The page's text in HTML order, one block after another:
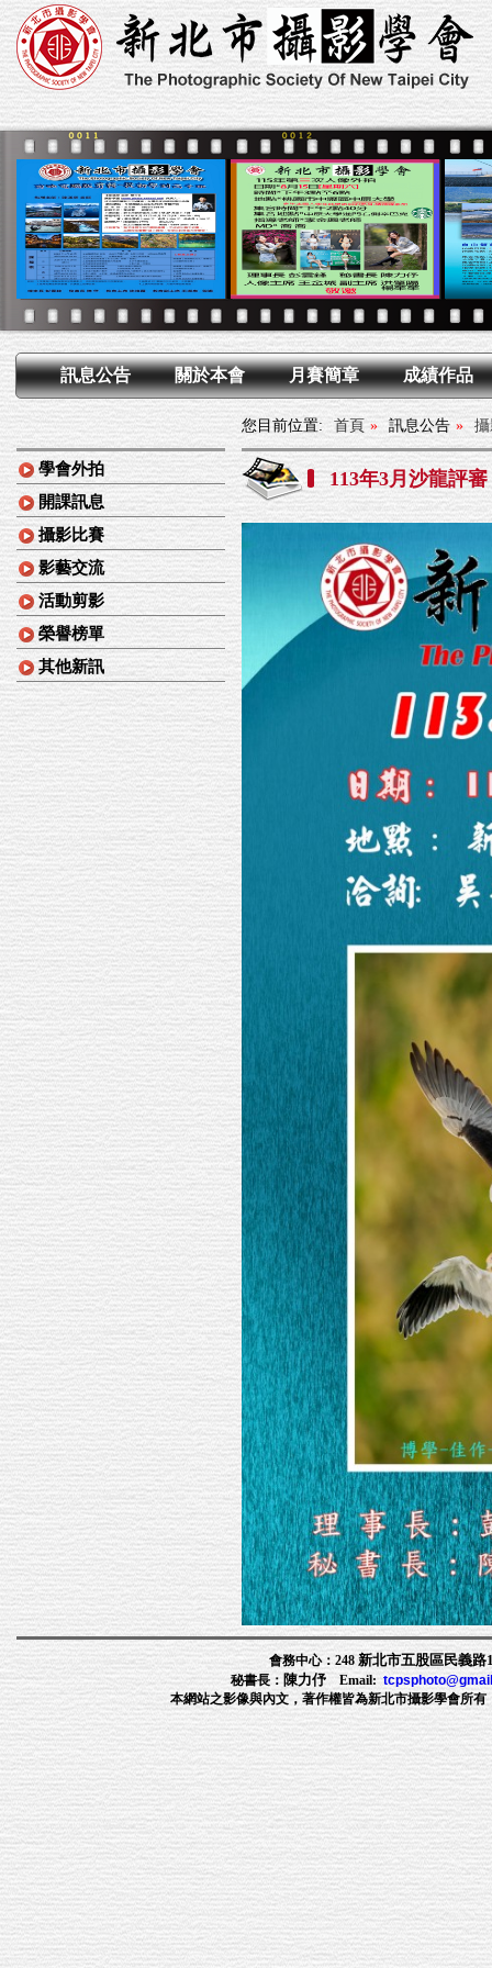
訊息公告 關於本會 月賽簡章 成績作品
學會外拍
開課訊息
攝影比賽
影藝交流
活動剪影
榮譽榜單
其他新訊
您目前位置: 首頁 » 訊息公告 »
113年3月沙龍評
會務中心：248新北市五股區民義路
秘書長： 陳力伃 Email:
本網站之影像與內文，著作權皆為新北市攝影學會所